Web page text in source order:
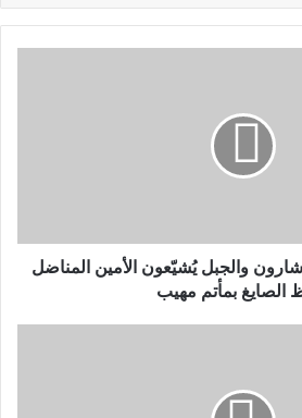
والجبل يُشيّعون الأمين المناضل
الصايغ بمأتم مهيب